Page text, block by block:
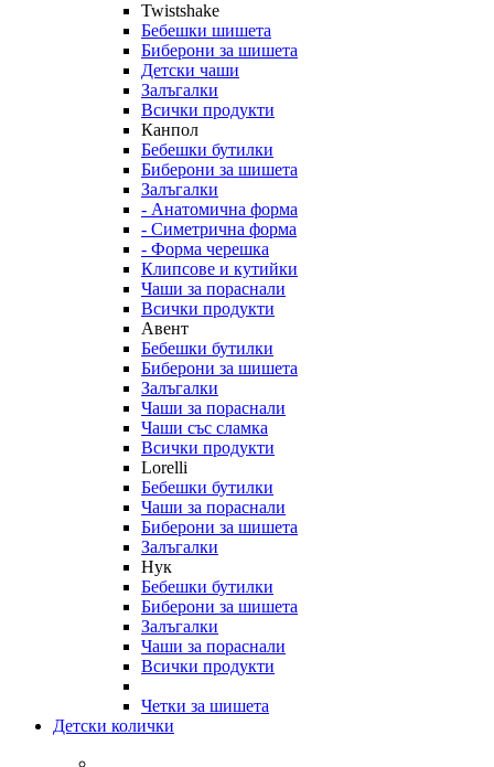
Twistshake
Бебешки шишета
Биберони за шишета
Детски чаши
Залъгалки
Всички продукти
Канпол
Бебешки бутилки
Биберони за шишета
Залъгалки
- Анатомична форма
- Симетрична форма
- Форма черешка
Клипсове и кутийки
Чаши за пораснали
Всички продукти
Авент
Бебешки бутилки
Биберони за шишета
Залъгалки
Чаши за пораснали
Чаши със сламка
Всички продукти
Lorelli
Бебешки бутилки
Чаши за пораснали
Биберони за шишета
Залъгалки
Нук
Бебешки бутилки
Биберони за шишета
Залъгалки
Чаши за пораснали
Всички продукти
Четки за шишета
Детски колички